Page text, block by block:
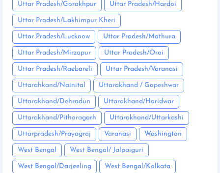
Uttar Pradesh/Gorakhpur Uttar Pradesh/Hardoi
Uttar Pradesh/Lakhimpur Kheri
Uttar Pradesh/Lucknow Uttar Pradesh/Mathura
Uttar Pradesh/Mirzapur Uttar Pradesh/Orai
Uttar Pradesh/Raebareli Uttar Pradesh/Varanasi
Uttarahkand/Nainital Uttarakhand / Gopeshwar
Uttarakhand/Dehradun Uttarakhand/Haridwar
Uttarakhand/Pithoragarh Uttarakhand/Uttarkashi
Uttarpradesh/Prayagraj Varanasi Washington
West Bengal West Bengal/ Jalpaiguri
West Bengal/Darjeeling West Bengal/Kolkata